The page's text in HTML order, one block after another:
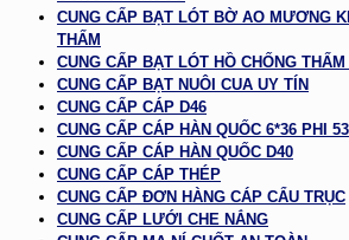
CUNG CẤP BẠT LÓT BỜ AO MƯƠNG
THẤM
CUNG CẤP BẠT LÓT HỒ CHỐNG
CUNG CẤP BẠT NUÔI CUA UY TÍN
CUNG CẤP CÁP D46
CUNG CẤP CÁP HÀN QUỐC 6*36 PHI 53
CUNG CẤP CÁP HÀN QUỐC D40
CUNG CẤP CÁP THÉP
CUNG CẤP ĐƠN HÀNG CÁP CẨU TRỤC
CUNG CẤP LƯỚI CHE NẮNG